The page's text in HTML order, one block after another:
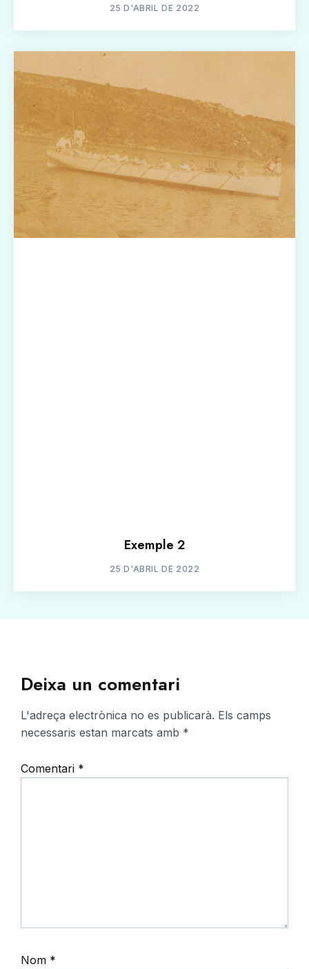
25 D'ABRIL DE 2022
Exemple 2
25 D'ABRIL DE 2022
Deixa un comentari
L'adreça electrònica no es publicarà. Els camps
necessaris estan marcats amb *
Comentari *
Nom *